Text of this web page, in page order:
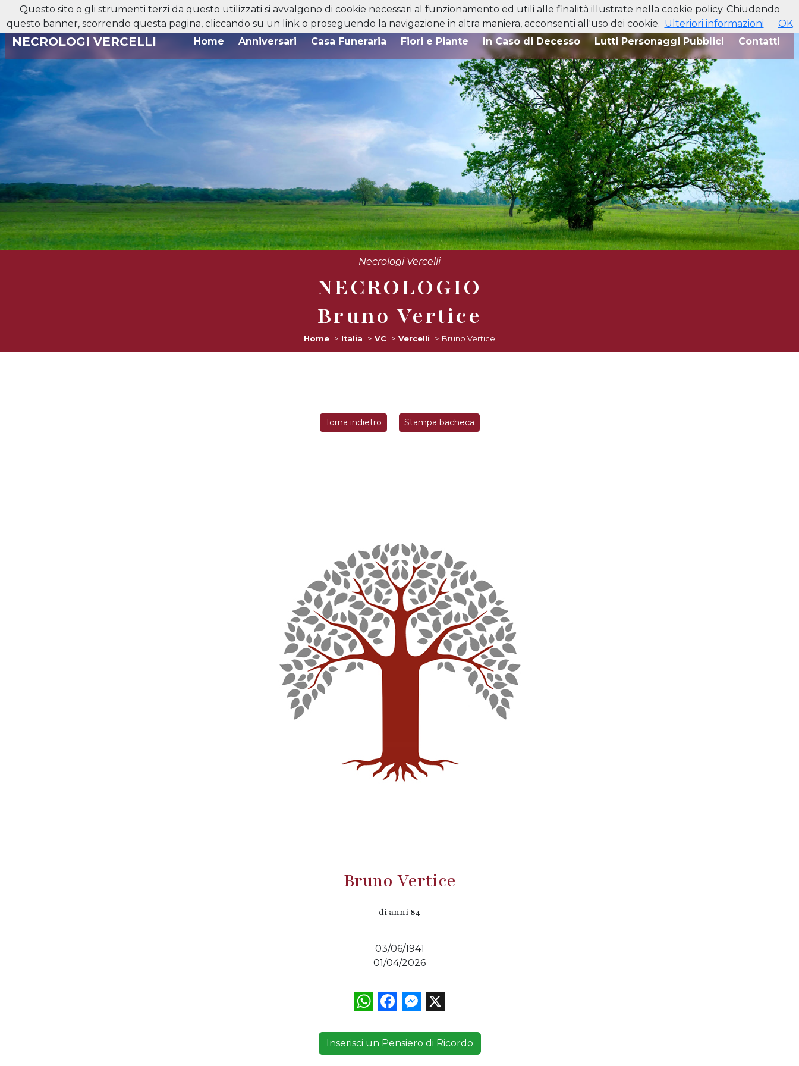
Reperibilità H24: 0161 25 03 55
NECROLOGI VERCELLI Home Anniversari Casa Funeraria Fiori e Piante In Caso di Decesso Lutti Personaggi Pubblici Contatti
Necrologi Vercelli
NECROLOGIO
Bruno Vertice
Home Italia VC Vercelli Bruno Vertice
Torna indietro Stampa bacheca
Bruno Vertice
di anni 84
03/06/1941
01/04/2026
WhatsApp
FacebookMessenger
X
Inserisci un Pensiero di Ricordo
Questo sito o gli strumenti terzi da questo utilizzati si avvalgono di cookie necessari al funzionamento ed utili alle finalità illustrate nella cookie policy. Chiudendo
questo banner, scorrendo questa pagina, cliccando su un link o proseguendo la navigazione in altra maniera, acconsenti all'uso dei cookie. Ulteriori informazioni OK